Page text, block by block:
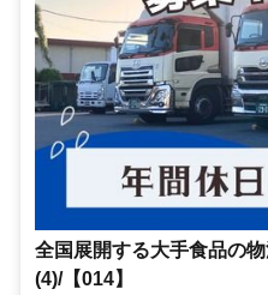
全国展開する大手食品の
(4)/【014】